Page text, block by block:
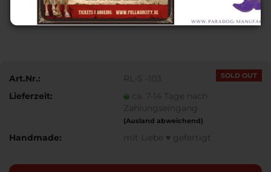
SOLD OUT
Art.Nr.:
RL-S -103
Lieferzeit:
ca. 7-14 Tage nach
Zahlungseingang
(Ausland abweichend)
Handmade: mit Liebe ♥ gefertigt